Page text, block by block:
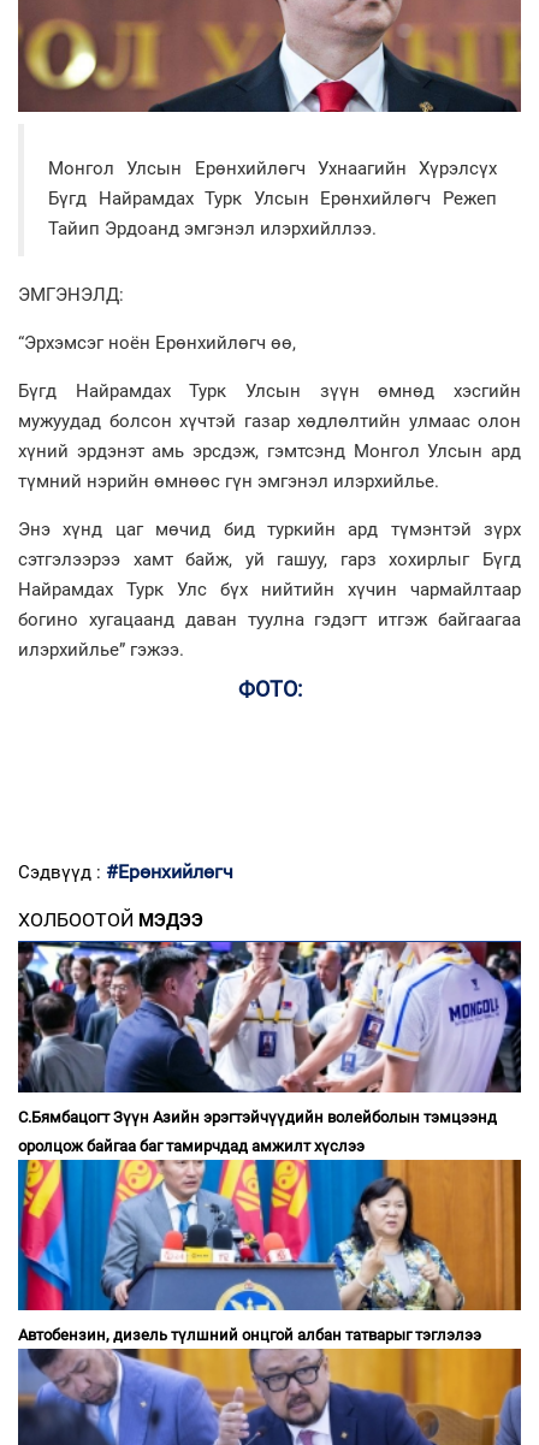
Монгол Улсын Ерөнхийлөгч Ухнаагийн Хүрэлсүх
Бүгд Найрамдах Турк Улсын Ерөнхийлөгч Режеп
Тайип Эрдоанд эмгэнэл илэрхийллээ.
ЭМГЭНЭЛД:
“Эрхэмсэг ноён Ерөнхийлөгч өө,
Бүгд Найрамдах Турк Улсын зүүн өмнөд хэсгийн
мужуудад болсон хүчтэй газар хөдлөлтийн улмаас олон
хүний эрдэнэт амь эрсдэж, гэмтсэнд Монгол Улсын ард
түмний нэрийн өмнөөс гүн эмгэнэл илэрхийлье.
Энэ хүнд цаг мөчид бид туркийн ард түмэнтэй зүрх
сэтгэлээрээ хамт байж, уй гашуу, гарз хохирлыг Бүгд
Найрамдах Турк Улс бүх нийтийн хүчин чармайлтаар
богино хугацаанд даван туулна гэдэгт итгэж байгаагаа
илэрхийлье” гэжээ.
ФОТО:
Сэдвүүд : #Ерөнхийлөгч
ХОЛБООТОЙ МЭДЭЭ
С.Бямбацогт Зүүн Азийн эрэгтэйчүүдийн волейболын тэмцээнд
оролцож байгаа баг тамирчдад амжилт хүслээ
Автобензин, дизель түлшний онцгой албан татварыг тэглэлээ